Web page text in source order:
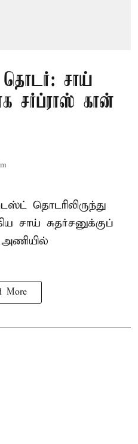
சாய்
சர்ப்ராஸ் கான்
தொடரிலிருந்து
சாய் சுதர்சனுக்குப்
அணியில்
More